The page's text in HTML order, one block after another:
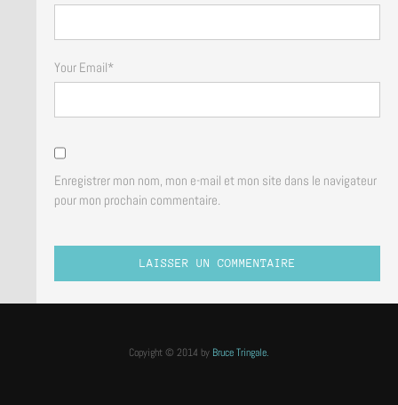
Your Email*
Enregistrer mon nom, mon e-mail et mon site dans le navigateur
pour mon prochain commentaire.
Copyight © 2014 by Bruce Tringale.